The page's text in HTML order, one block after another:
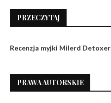
PRZECZYTAJ
Recenzja myjki Milerd Detoxer
PRAWA AUTORSKIE